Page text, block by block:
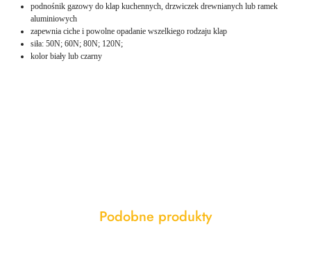
podnośnik gazowy do klap kuchennych, drzwiczek drewnianych lub ramek
aluminiowych
zapewnia ciche i powolne opadanie wszelkiego rodzaju klap
siła: 50N; 60N; 80N; 120N;
kolor biały lub czarny
Pomiń karuzelę produktów
Produkty
Podobne produkty